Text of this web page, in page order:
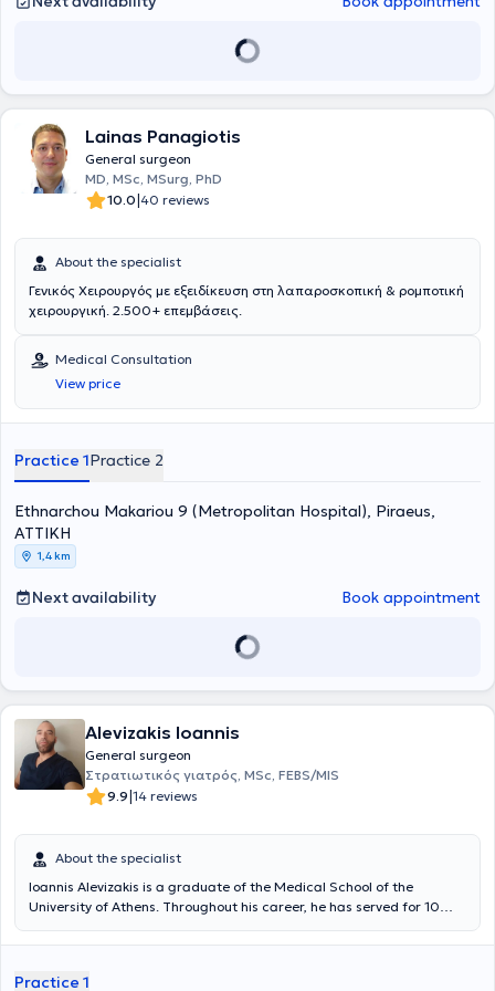
vascular disorders—both arterial and venous—as well as necrotic
lesions caused by pressure. Finally, he undertakes the management
Lainas Panagiotis
General surgeon
MD, MSc, MSurg, PhD
10.0|40 reviews
About the specialist
Γενικός Χειρουργός με εξειδίκευση στη λαπαροσκοπική & ρομποτική
χειρουργική. 2.500+ επεμβάσεις.
Medical Consultation
View price
Practice 1Practice 2
Ethnarchou Makariou 9 (Metropolitan Hospital), Piraeus,
ΑΤΤΙΚΗ
1,4 km
Next availability Book appointment
Alevizakis Ioannis
General surgeon
Στρατιωτικός γιατρός, MSc, FEBS/MIS
9.9|14 reviews
About the specialist
Ioannis Alevizakis is a graduate of the Medical School of the
University of Athens. Throughout his career, he has served for 10
specializing in Surgery and subsequently as a Consultant Surgeon.
Coast Guard as a Medical Officer and currently serves as a
Practice 1